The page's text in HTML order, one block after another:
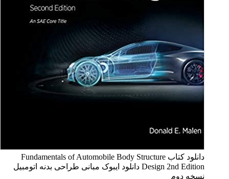
دانلود کتاب Fundamentals of Automobile Body Structure
Design 2nd Edition دانلود ایبوک مبانی طراحی بدنه اتومبیل
نسخه دوم